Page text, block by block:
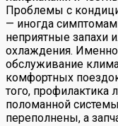
Проблемы с
— иногда
неприятные запахи
охлаждения. Именно
обслуживание
комфортных
того,
поломанной
переполнены, а